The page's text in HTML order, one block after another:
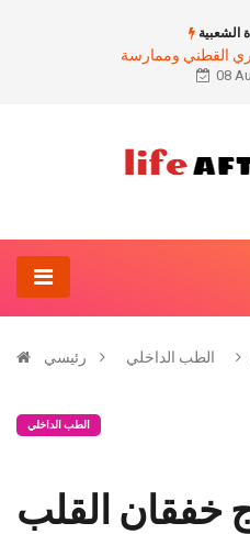
الشعبية
القطني وممارسة
08
رئيسي الطب الداخلي
الطب الداخلي
خفقان القلب